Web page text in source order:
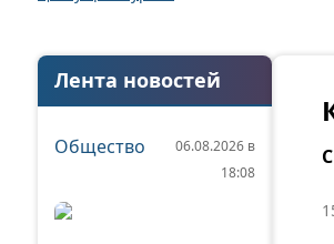
Лента новостей
Общество
06.08.2026 в
18:08